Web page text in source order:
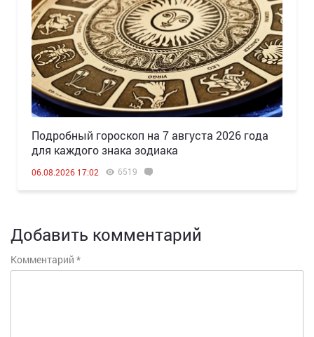
Подробный гороскоп на 7 августа 2026 года
для каждого знака зодиака
06.08.2026 17:02 6519
Добавить комментарий
Комментарий *